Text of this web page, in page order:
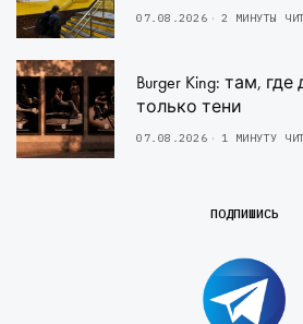
07.08.2026 2 МИНУТЫ
Burger King: там,
только тени
07.08.2026 1 МИНУТУ
ПОДПИШИСЬ